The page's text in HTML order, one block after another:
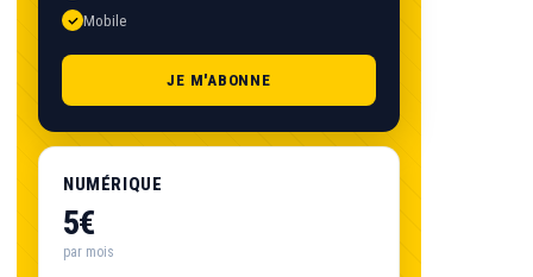
Mobile
JE M'ABONNE
NUMÉRIQUE
5€
par mois